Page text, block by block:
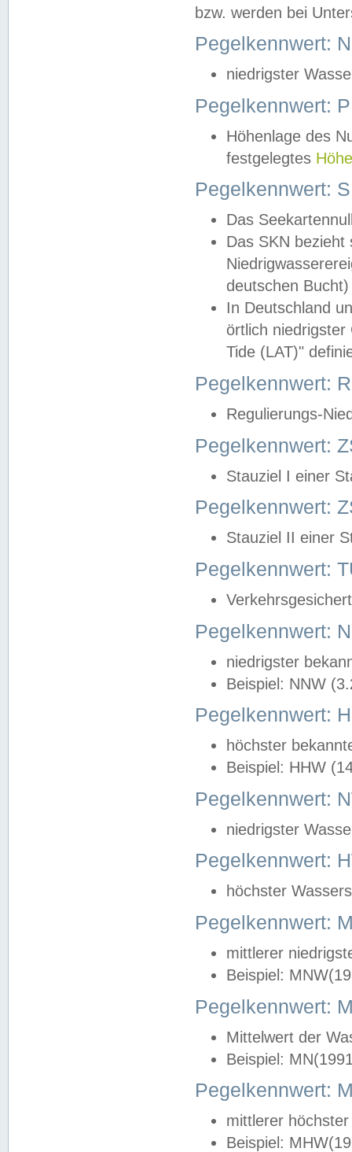
bzw. werden bei
Pegelkennwert:
niedrigster
Pegelkennwert:
Höhenlage des
festgelegtes
Pegelkennwert:
Das
Das SKN
deutschen
In Deutschland
örtlich
Tide (LAT)"
Pegelkennwert:
Regulierungs-
Pegelkennwert:
Stauziel I einer
Pegelkennwert:
Stauziel II einer
Pegelkennwert:
Pegelkennwert:
niedrigster
Beispiel: NNW
Pegelkennwert:
höchster
Beispiel: HHW
Pegelkennwert:
niedrigster
Pegelkennwert:
höchster
Pegelkennwert:
mittlerer
Beispiel:
Pegelkennwert:
Mittelwert der
Beispiel:
Pegelkennwert:
mittlerer
Beispiel: